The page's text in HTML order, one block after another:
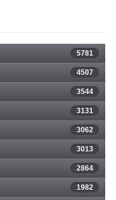
5781
4507
3544
3131
3062
3013
2864
1982